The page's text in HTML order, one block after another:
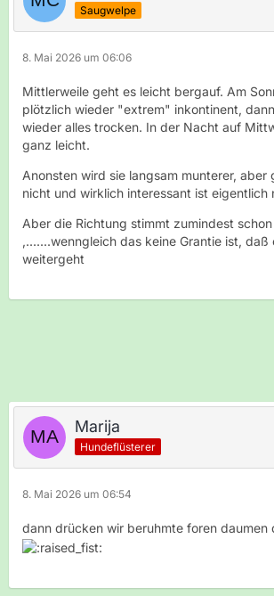
Saugwelpe
8. Mai 2026 um 06:06
Mittlerweile geht es leicht bergauf. Am
plötzlich wieder "extrem" inkontinent,
wieder alles trocken. In der Nacht auf
ganz leicht.
Anonsten wird sie langsam munterer, aber
nicht und wirklich interessant ist eigentlich
Aber die Richtung stimmt zumindest
,.......wenngleich das keine Grantie ist, daß
weitergeht
Marija
Hundeflüsterer
8. Mai 2026 um 06:54
dann drücken wir beruhmte foren daumen